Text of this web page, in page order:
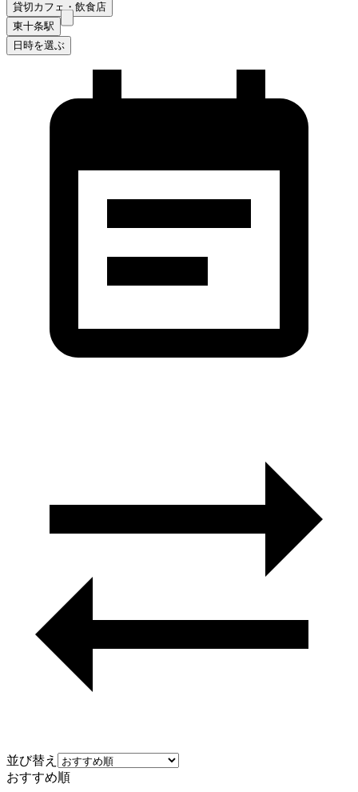
貸切カフェ・飲食店
東十条駅
日時を選ぶ
並び替え
おすすめ順